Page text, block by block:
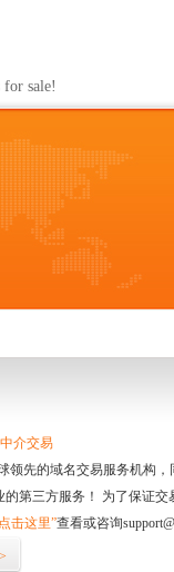
sale!
介交易
领先的域名交易服务机构
的第三方服务！ 为了保证
击这里”查看或咨询